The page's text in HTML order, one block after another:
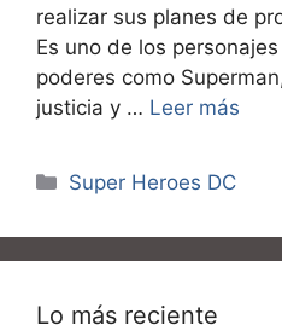
realizar sus planes de
Es uno de los
poderes como
justicia y … Leer más
Categorías
Super Heroes DC
Lo más reciente